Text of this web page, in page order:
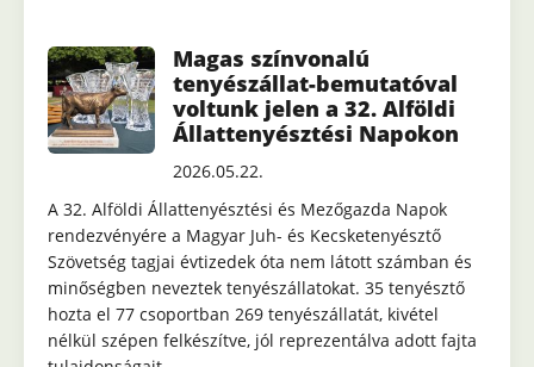
Magas színvonalú
tenyészállat-bemutatóval
voltunk jelen a 32. Alföldi
Állattenyésztési Napokon
2026.05.22.
A 32. Alföldi Állattenyésztési és Mezőgazda Napok
rendezvényére a Magyar Juh- és Kecsketenyésztő
Szövetség tagjai évtizedek óta nem látott számban és
minőségben neveztek tenyészállatokat. 35 tenyésztő
hozta el 77 csoportban 269 tenyészállatát, kivétel
nélkül szépen felkészítve, jól reprezentálva adott fajta